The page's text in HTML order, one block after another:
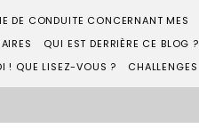
DE CONDUITE CONCERNANT MES
QUI EST DERRIÈRE CE BLOG ?
! QUE LISEZ-VOUS ? CHALLENGES